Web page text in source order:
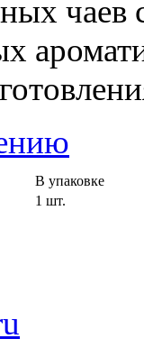
чаев
В упаковке
1 шт.